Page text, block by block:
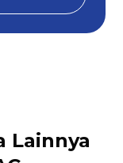
Lainnya